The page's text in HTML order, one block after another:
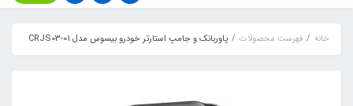
خانه فهرست محصولات پاوربانک و جامپ استارتر خودرو بیسوس مدل CRJS03-01